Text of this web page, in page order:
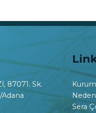
87071. Sk.
Adana
Sera